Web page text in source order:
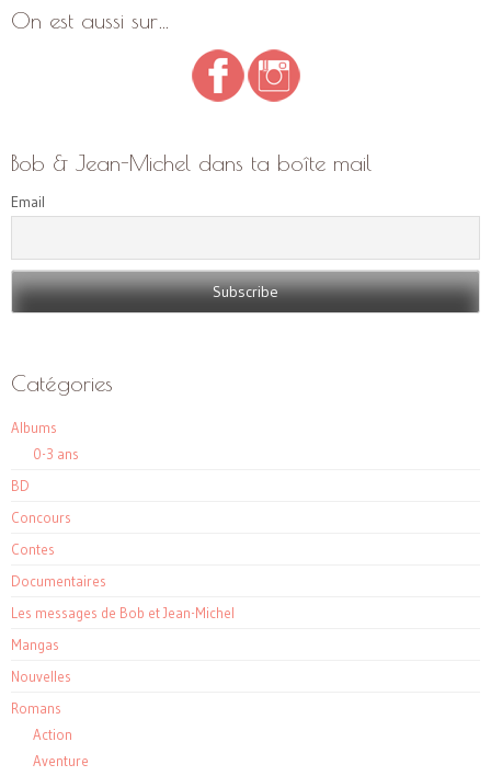
On est aussi sur…
Bob & Jean-Michel dans ta boîte mail
Email
Catégories
Albums
0-3 ans
BD
Concours
Contes
Documentaires
Les messages de Bob et Jean-Michel
Mangas
Nouvelles
Romans
Action
Aventure